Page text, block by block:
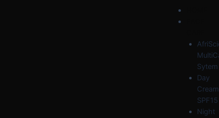
Sytem
Day
Cream
SPF15
Night
Menu